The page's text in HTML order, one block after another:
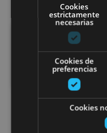
Parque
Cookies
estrictamente
necesarias
Cookies de
preferencias
Cookies